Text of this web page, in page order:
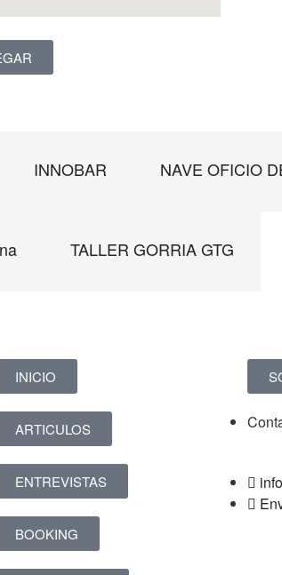
INNOBAR NAVE OFICIO
TALLER GORRIA GTG
INICIO
ARTICULOS
ENTREVISTAS
BOOKING